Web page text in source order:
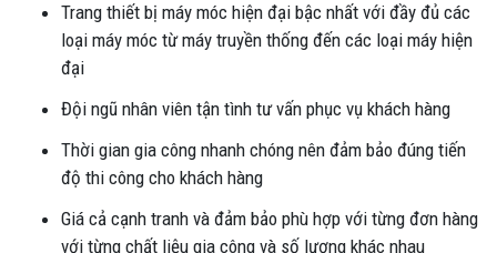
Trang thiết bị máy móc hiện đại bậc nhất với đầy đủ các
loại máy móc từ máy truyền thống đến các loại máy hiện
đại
Đội ngũ nhân viên tận tình tư vấn phục vụ khách hàng
Thời gian gia công nhanh chóng nên đảm bảo đúng tiến
độ thi công cho khách hàng
Giá cả cạnh tranh và đảm bảo phù hợp với từng đơn hàng
với từng chất liệu gia công và số lượng khác nhau